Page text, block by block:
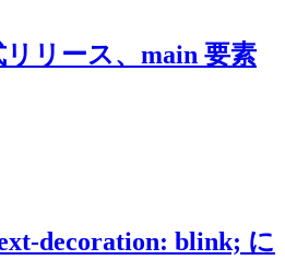
リース、main 要素
decoration: blink; に